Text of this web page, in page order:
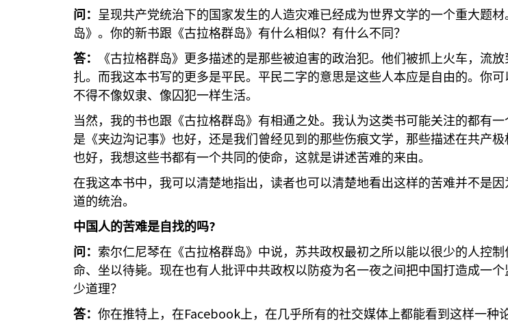
问： 呈现共产党统治下的国家发生的人造灾难已经成为世界文学的一个重大题
岛》。你的新书跟《古拉格群岛》有什么相似？有什么不同？
答：
《古拉格群岛》更多描述的是那些被迫害的政治犯。他们被抓上火车，流
扎。而我这本书写的更多是平民。平民二字的意思是这些人本应是自由的。你
不得不像奴隶、像囚犯一样生活。
当然，我的书也跟《古拉格群岛》有相通之处。我认为这类书可能关注的都有
是《夹边沟记事》也好，还是我们曾经见到的那些伤痕文学，那些描述在共产
也好，我想这些书都有一个共同的使命，这就是讲述苦难的来由。
在我这本书中，我可以清楚地指出，读者也可以清楚地看出这样的苦难并不是
道的统治。
中国人的苦难是自找的吗?
问： 索尔仁尼琴在《古拉格群岛》中说，苏共政权最初之所以能以很少的人控
命、坐以待毙。现在也有人批评中共政权以防疫为名一夜之间把中国打造成一
少道理？
答： 你在推特上，在Facebook上，在几乎所有的社交媒体上都能看到这样一种